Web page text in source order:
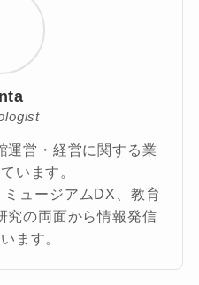
運営・経営に関する業
います。
ュージアムDX、教育
究の両面から情報発信
ます。